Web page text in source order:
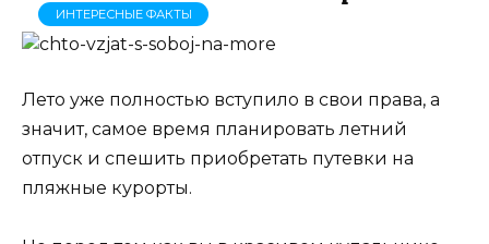
ИНТЕРЕСНЫЕ ФАКТЫ
Лето уже полностью вступило в свои права, а
значит, самое время планировать летний
отпуск и спешить приобретать путевки на
пляжные курорты.